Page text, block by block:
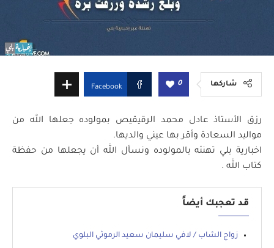
شاركها 0
Facebook
رزق الأستاذ عادل محمد الرقيقيص بمولوده جعلها الله من
مواليد السعادة وأقر بها عيني والديها.
اخبارية بلي تهنئه بالمولوده ونسأل الله أن يجعلها من حفظة
كتاب الله .
قد تعجبك أيضاً
زواج الشاب / لافي سليمان سعيد الرموثي البلوي